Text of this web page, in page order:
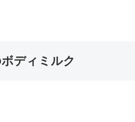
ディミルク